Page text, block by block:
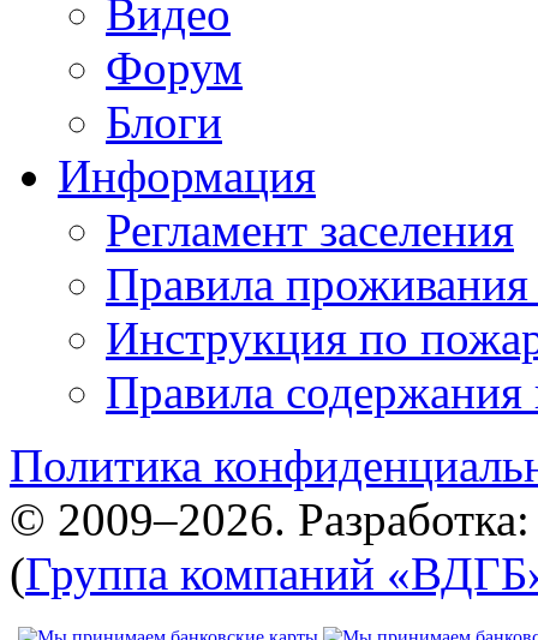
Видео
Форум
Блоги
Информация
Регламент заселения
Правила
Инструкция по
Правила
Политика
© 2009–2026.
(Группа компаний